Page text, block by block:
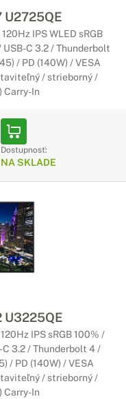
U2725QE
IPS WLED sRGB
C 3.2 / Thunderbolt
/ PD (140W) / VESA
/ strieborný /
Carry-In
Dostupnosť:
NA SKLADE
U3225QE
IPS sRGB 100% /
3.2 / Thunderbolt 4 /
/ PD (140W) / VESA
/ strieborný /
Carry-In